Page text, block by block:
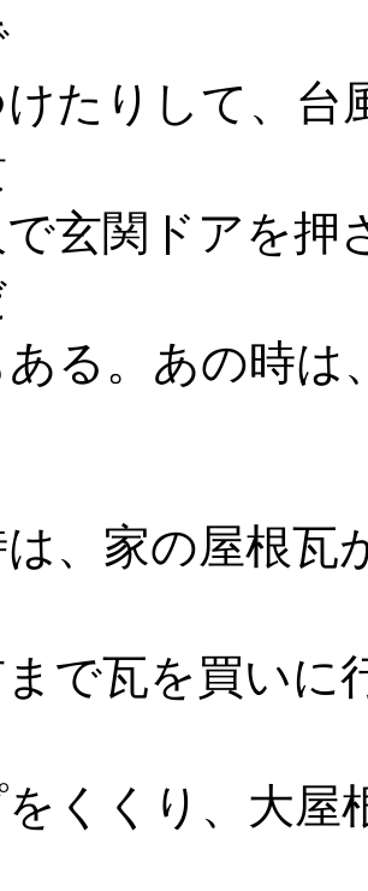
たりして、台
で玄関ドアを押
る。あの時は
、家の屋根瓦
で瓦を買いに
をくくり、大屋